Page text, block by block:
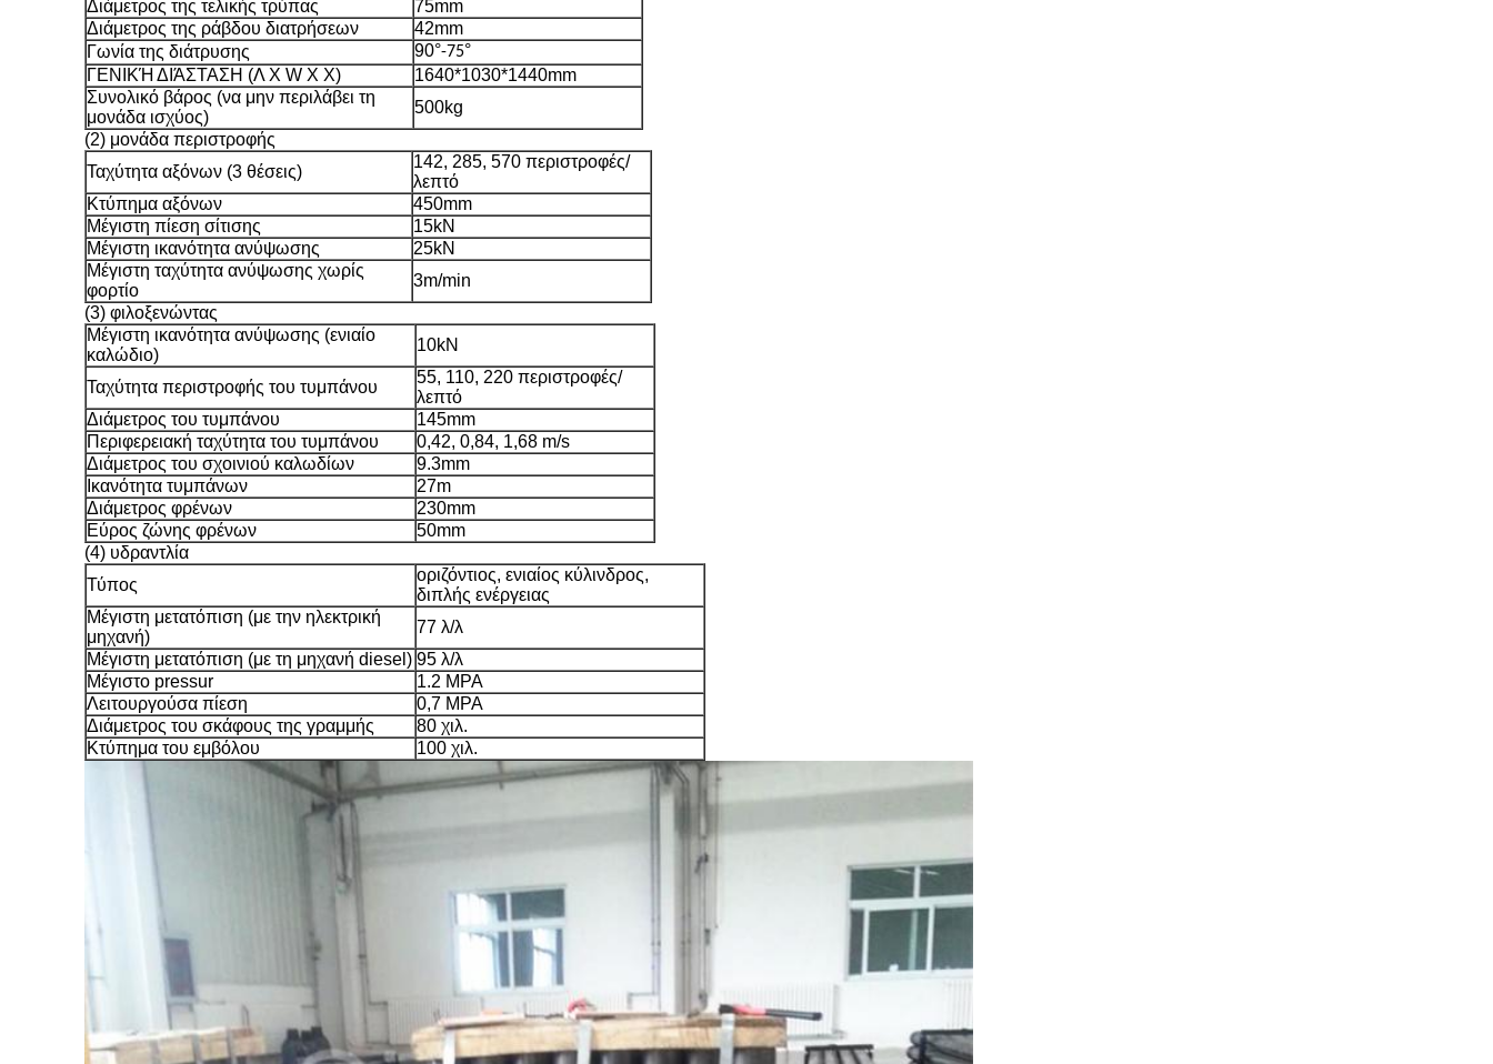
Διάμετρος της τελικής τρύπας
75mm
Διάμετρος της ράβδου διατρήσεων
42mm
Γωνία της διάτρυσης
90°-75°
ΓΕΝΙΚΉ ΔΙΆΣΤΑΣΗ (Λ Χ W Χ Χ)
1640*1030*1440mm
Συνολικό βάρος (να μην περιλάβει τη
μονάδα ισχύος)
500kg
(2) μονάδα περιστροφής
Ταχύτητα αξόνων (3 θέσεις)
142, 285, 570 περιστροφές/
λεπτό
Κτύπημα αξόνων
450mm
Μέγιστη πίεση σίτισης
15kN
Μέγιστη ικανότητα ανύψωσης
25kN
Μέγιστη ταχύτητα ανύψωσης χωρίς
φορτίο
3m/min
(3) φιλοξενώντας
Μέγιστη ικανότητα ανύψωσης (ενιαίο
καλώδιο)
10kN
Ταχύτητα περιστροφής του τυμπάνου
55, 110, 220 περιστροφές/
λεπτό
Διάμετρος του τυμπάνου
145mm
Περιφερειακή ταχύτητα του τυμπάνου
0,42, 0,84, 1,68 m/s
Διάμετρος του σχοινιού καλωδίων
9.3mm
Ικανότητα τυμπάνων
27m
Διάμετρος φρένων
230mm
Εύρος ζώνης φρένων
50mm
(4) υδραντλία
Τύπος
οριζόντιος, ενιαίος κύλινδρος,
διπλής ενέργειας
Μέγιστη μετατόπιση (με την ηλεκτρική
μηχανή)
77 λ/λ
Μέγιστη μετατόπιση (με τη μηχανή diesel) 95 λ/λ
Μέγιστο pressur
1.2 MPA
Λειτουργούσα πίεση
0,7 MPA
Διάμετρος του σκάφους της γραμμής
80 χιλ.
Κτύπημα του εμβόλου
100 χιλ.